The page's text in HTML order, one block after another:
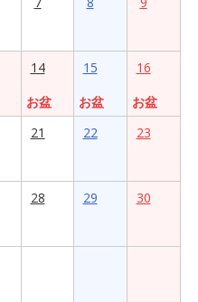
14
お盆
15
お盆
16
お盆
21 22 23
28 29 30